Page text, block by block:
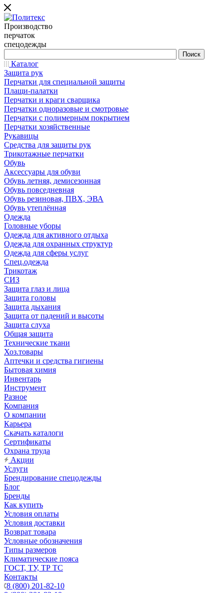
Производство
перчаток
спецодежды
Каталог
Защита рук
Перчатки для специальной защиты
Плащи-палатки
Перчатки и краги сварщика
Перчатки одноразовые и смотровые
Перчатки с полимерным покрытием
Перчатки хозяйственные
Рукавицы
Средства для защиты рук
Трикотажные перчатки
Обувь
Аксессуары для обуви
Обувь летняя, демисезонная
Обувь повседневная
Обувь резиновая, ПВХ, ЭВА
Обувь утеплённая
Одежда
Головные уборы
Одежда для активного отдыха
Одежда для охранных структур
Одежда для сферы услуг
Спец.одежда
Трикотаж
СИЗ
Защита глаз и лица
Защита головы
Защита дыхания
Защита от падений и высоты
Защита слуха
Общая защита
Технические ткани
Хоз.товары
Аптечки и средства гигиены
Бытовая химия
Инвентарь
Инструмент
Разное
Компания
О компании
Карьера
Cкачать каталоги
Сертификаты
Охрана труда
Акции
Услуги
Брендирование спецодежды
Блог
Бренды
Как купить
Условия оплаты
Условия доставки
Возврат товара
Условные обозначения
Типы размеров
Климатические пояса
ГОСТ, ТУ, ТР ТС
Контакты
8 (800) 201-82-10